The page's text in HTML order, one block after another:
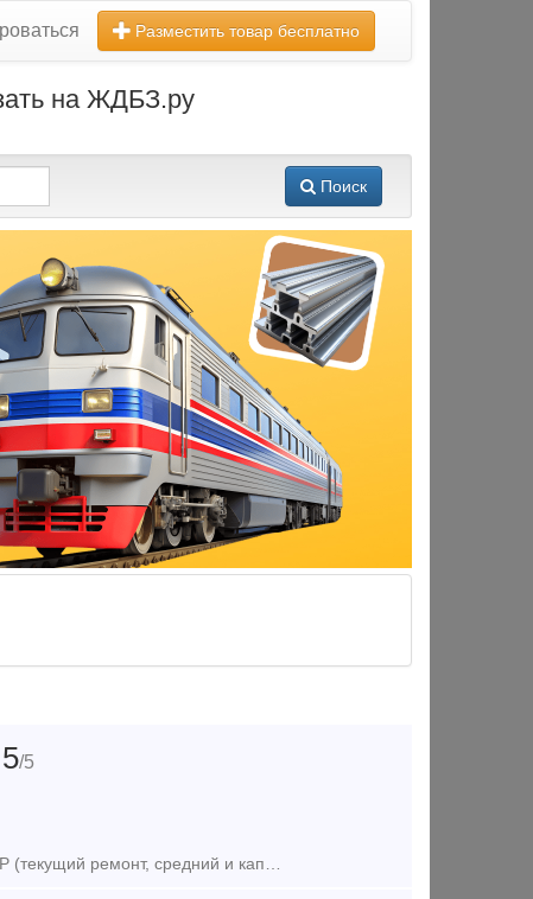
Разместить товар бесплатно
на ЖДБЗ.ру
Поиск
5/5
Предлагаем оказание услуг по ремонту тепловозов в объеме ТР-3, СР и КР (текущий ремонт, средний и капитальный ремонт). Осуществляем ремонт тепловозов серии: - ТЭМ2 (ТЭМ2У, ТЭМ2УМ); - ТЭМ18 (ТЭМ18Д,